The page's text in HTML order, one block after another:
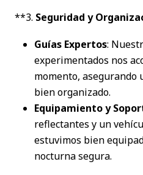
**3. Seguridad y
Guías Expertos:
experimentados nos
momento, asegurando
bien organizado.
Equipamiento y
reflectantes y un
estuvimos bien
nocturna segura.